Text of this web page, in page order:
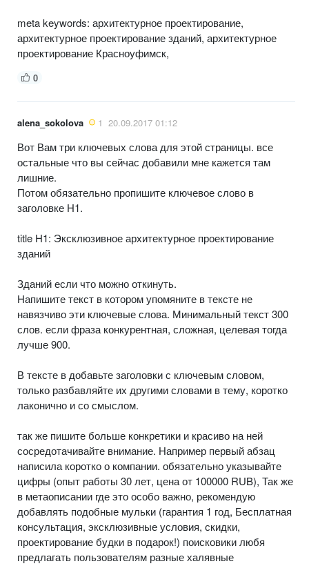
meta keywords: архитектурное проектирование,
архитектурное проектирование зданий, архитектурное
проектирование Красноуфимск,
0
alena_sokolova 1 20.09.2017 01:12
Вот Вам три ключевых слова для этой страницы. все
остальные что вы сейчас добавили мне кажется там
лишние.
Потом обязательно пропишите ключевое слово в
заголовке H1.
title H1: Эксклюзивное архитектурное проектирование
зданий
Зданий если что можно откинуть.
Напишите текст в котором упомяните в тексте не
навязчиво эти ключевые слова. Минимальный текст 300
слов. если фраза конкурентная, сложная, целевая тогда
лучше 900.
В тексте в добавьте заголовки с ключевым словом,
только разбавляйте их другими словами в тему, коротко
лаконично и со смыслом.
так же пишите больше конкретики и красиво на ней
сосредотачивайте внимание. Например первый абзац
написила коротко о компании. обязательно указывайте
цифры (опыт работы 30 лет, цена от 100000 RUB), Так же
в метаописании где это особо важно, рекомендую
добавлять подобные мульки (гарантия 1 год, Бесплатная
консультация, эксклюзивные условия, скидки,
проектирование будки в подарок!) поисковики любя
предлагать пользователям разные халявные